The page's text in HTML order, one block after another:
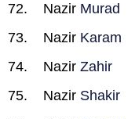
Nazir Murad
Nazir Karam
Nazir Zahir
Nazir Shakir